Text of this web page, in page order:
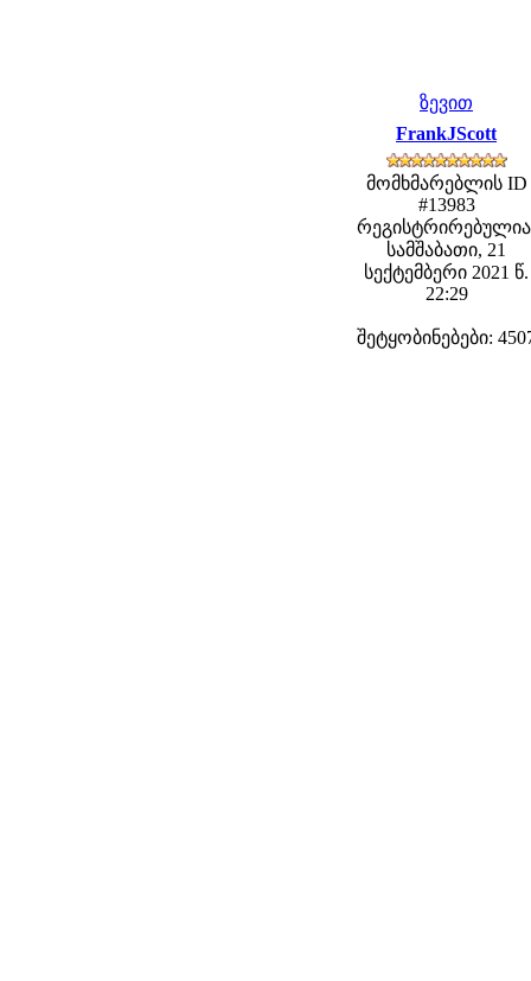
ზევით
FrankJScott
მომხმარებლის ID
#13983
სამშაბათი, 21
სექტემბერი 2021 წ.
22:29
შეტყობინებები: